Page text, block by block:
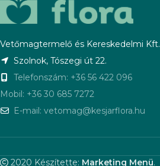
Vetőmagtermelő és Kereskedelmi Kft.
Szolnok, Tószegi út 22.
Telefonszám: +36 56 422 096
Mobil: +36 30 685 7272
E-mail: vetomag@kesjarflora.hu
2020 Készítette: Marketing Menü.